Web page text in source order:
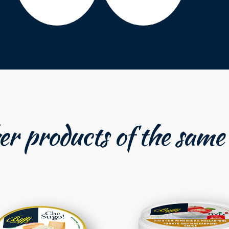
products of the